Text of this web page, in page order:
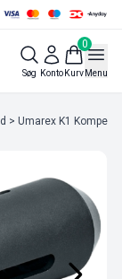
Søg Konto
0
KurvMenu
> Umarex K1